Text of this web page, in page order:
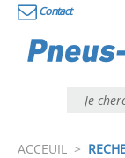
Contact
ACCEUIL >